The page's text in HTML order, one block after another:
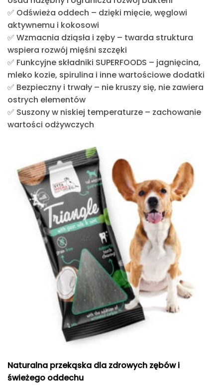
✅ Odświeża oddech – dzięki mięcie, węglowi
aktywnemu i kokosowi
✅ Wzmacnia dziąsła i zęby – twarda struktura
wspiera rozwój mięśni szczęki
✅ Funkcyjne składniki SUPERFOODS – jagnięcina,
mleko kozie, spirulina i inne wartościowe dodatki
✅ Bezpieczny i trwały – nie kruszy się, nie zawiera
ostrych elementów
✅ Suszony w niskiej temperaturze – zachowanie
wartości odżywczych
Naturalna przekąska dla zdrowych zębów i
świeżego oddechu